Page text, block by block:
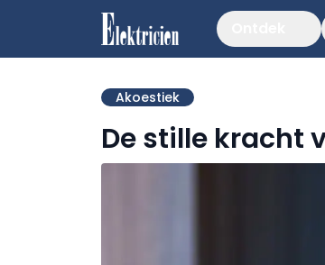
Akoestiek
De stille kracht